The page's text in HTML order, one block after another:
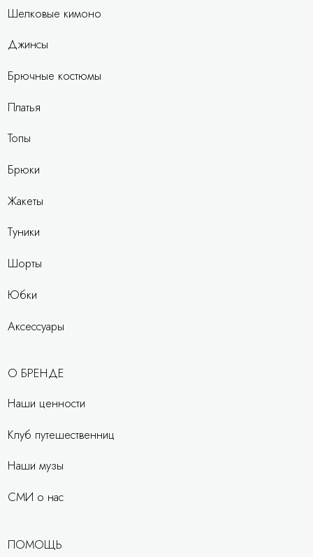
Шелковые кимоно
Джинсы
Брючные костюмы
Платья
Топы
Брюки
Жакеты
Туники
Шорты
Юбки
Аксессуары
О БРЕНДЕ
Наши ценности
Клуб путешественниц
Наши музы
СМИ о нас
ПОМОЩЬ